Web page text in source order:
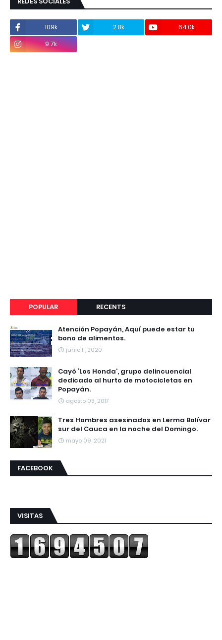
109k 2.8k
64.0k
9.7k
POPULAR RECENTS
Atención Popayán, Aquí puede estar tu
bono de alimentos.
junio 11, 2020
Cayó ‘Los Honda’, grupo delincuencial
dedicado al hurto de motocicletas en
Popayán.
agosto 03, 2017
Tres Hombres asesinados en Lerma Bolívar
sur del Cauca en la noche del Domingo.
mayo 09, 2021
FACEBOOK
VISITAS